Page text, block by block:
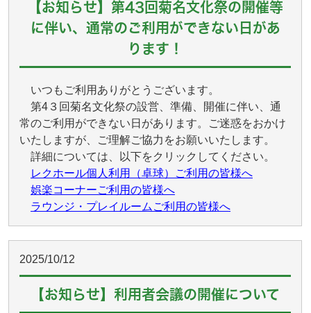
【お知らせ】第43回菊名文化祭の開催等
に伴い、通常のご利用ができない日があ
ります！
いつもご利用ありがとうございます。
第4３回菊名文化祭の設営、準備、開催に伴い、通
常のご利用ができない日があります。ご迷惑をおかけ
いたしますが、ご理解ご協力をお願いいたします。
詳細については、以下をクリックしてください。
レクホール個人利用（卓球）ご利用の皆様へ
娯楽コーナーご利用の皆様へ
ラウンジ・プレイルームご利用の皆様へ
2025/10/12
【お知らせ】利用者会議の開催について